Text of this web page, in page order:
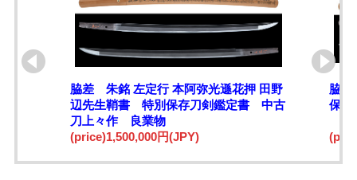
脇差 朱銘 左定行 本阿弥光遜花押 田野
辺先生鞘書 特別保存刀剣鑑定書 中古
刀上々作 良業物
(price)1,500,000円(JPY)
脇
保存